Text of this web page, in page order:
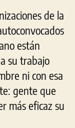
de la
están
su trabajo
ni con esa
gente que
más eficaz su